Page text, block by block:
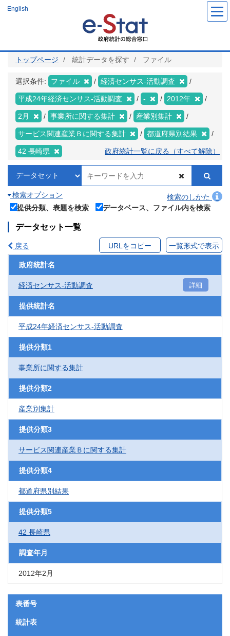
ツ
English
トップページ 統計データを探す ファイル
選択条件: ファイル 経済センサス‐活動調査
平成24年経済センサス‐活動調査 - 2012年
2月 事業所に関する集計 産業別集計
サービス関連産業Ｂに関する集計 都道府県別結果
42 長崎県 政府統計一覧に戻る（すべて解除）
検索オプション
検索のしかた
提供分類、表題を検索
データベース、ファイル内を検索
データセット一覧
戻る URLをコピー 一覧形式で表示
政府統計名
経済センサス‐活動調査 詳細
提供統計名
平成24年経済センサス‐活動調査
提供分類1
事業所に関する集計
提供分類2
産業別集計
提供分類3
サービス関連産業Ｂに関する集計
提供分類4
都道府県別結果
提供分類5
42 長崎県
調査年月
2012年2月
表番号
統計表